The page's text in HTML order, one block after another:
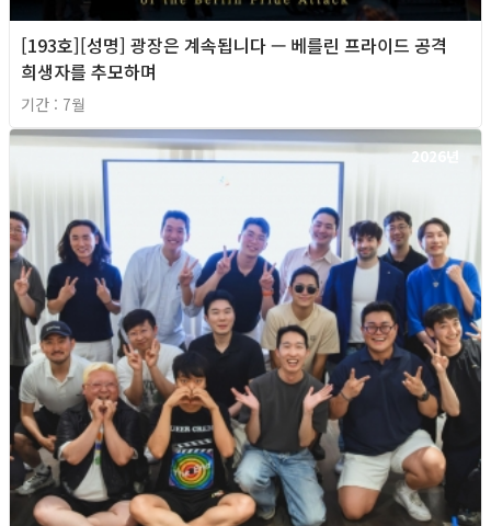
[193호][성명] 광장은 계속됩니다 — 베를린 프라이드 공격
희생자를 추모하며
기간 : 7월
2026년